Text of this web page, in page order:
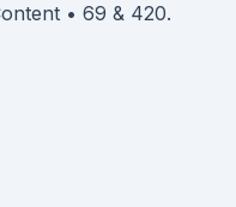
• 69 & 420.